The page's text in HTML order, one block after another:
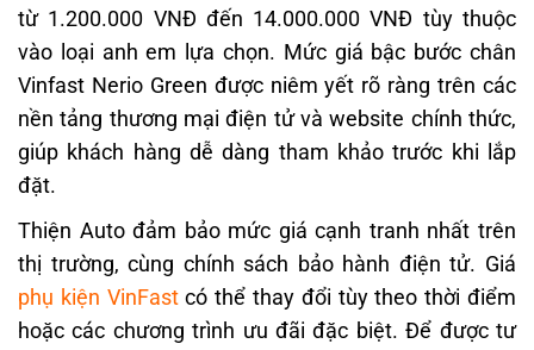
từ 1.200.000 VNĐ đến 14.000.000 VNĐ tùy thuộc
vào loại anh em lựa chọn. Mức giá bậc bước chân
Vinfast Nerio Green được niêm yết rõ ràng trên các
nền tảng thương mại điện tử và website chính thức,
giúp khách hàng dễ dàng tham khảo trước khi lắp
đặt.
Thiện Auto đảm bảo mức giá cạnh tranh nhất trên
thị trường, cùng chính sách bảo hành điện tử. Giá
phụ kiện VinFastcó thể thay đổi tùy theo thời điểm
hoặc các chương trình ưu đãi đặc biệt.Để được tư